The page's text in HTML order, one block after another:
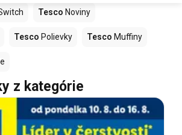
Tesco Noviny
Tesco Polievky Tesco Muffiny
z kategórie